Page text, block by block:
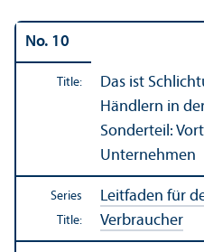
No. 10
Title:
Das ist
Händlern in
Sonderteil:
Unternehmen
Series
Title:
Leitfaden für
Verbraucher